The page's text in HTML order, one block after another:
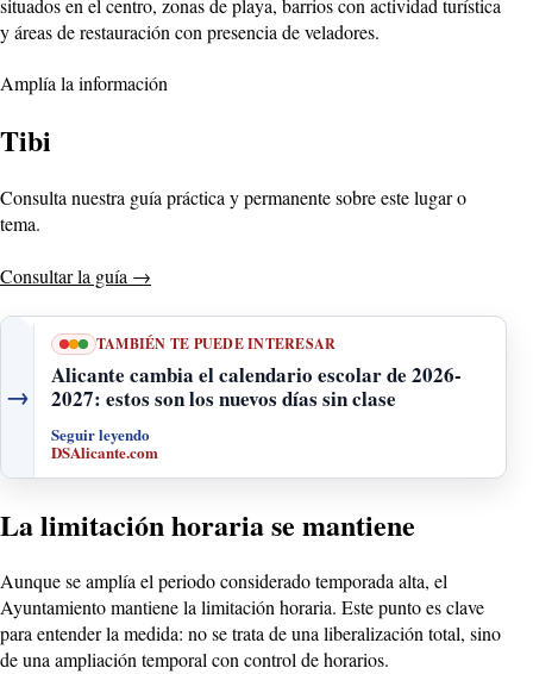
y áreas de restauración con presencia de veladores.
Amplía la información
Tibi
Consulta nuestra guía práctica y permanente sobre este lugar o
tema.
Consultar la guía →
→
TAMBIÉN TE PUEDE INTERESAR
Alicante cambia el calendario escolar de 2026-
2027: estos son los nuevos días sin clase
Seguir leyendo
DSAlicante.com
La limitación horaria se mantiene
Aunque se amplía el periodo considerado temporada alta, el
Ayuntamiento mantiene la limitación horaria. Este punto es clave
para entender la medida: no se trata de una liberalización total, sino
de una ampliación temporal con control de horarios.